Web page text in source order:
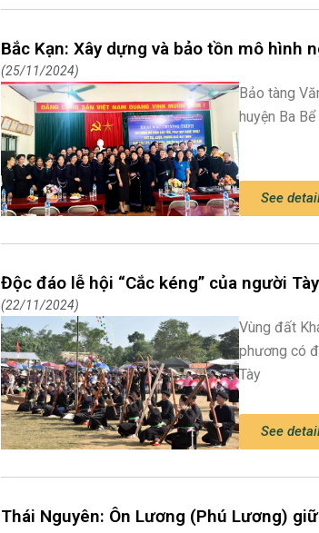
Bắc Kạn: Xây dựng và bảo tồn mô hình
25/11/2024
Bảo tàng
huyện Ba
See
Độc đáo lễ hội “Cắc kéng” của người
22/11/2024
Vùng đất
phương có
Tày
See
Thái Nguyên: Ôn Lương (Phú Lương)